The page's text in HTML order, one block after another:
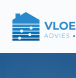
naar